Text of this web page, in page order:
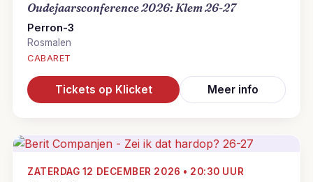
Oudejaarsconference 2026: Klem 26-27
Perron-3
Rosmalen
CABARET
Tickets op Klicket Meer info
ZATERDAG 12 DECEMBER 2026 • 20:30 UUR